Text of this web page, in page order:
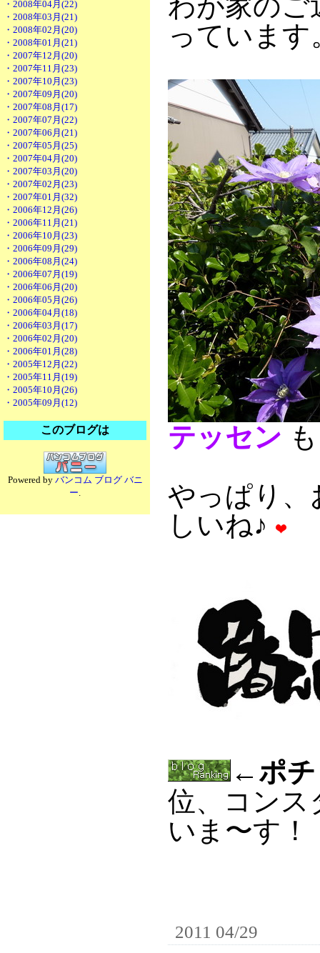
・2008年04月(22)
・2008年03月(21)
・2008年02月(20)
・2008年01月(21)
・2007年12月(20)
・2007年11月(23)
・2007年10月(23)
・2007年09月(20)
・2007年08月(17)
・2007年07月(22)
・2007年06月(21)
・2007年05月(25)
・2007年04月(20)
・2007年03月(20)
・2007年02月(23)
・2007年01月(32)
・2006年12月(26)
・2006年11月(21)
・2006年10月(23)
・2006年09月(29)
・2006年08月(24)
・2006年07月(19)
・2006年06月(20)
・2006年05月(26)
・2006年04月(18)
・2006年03月(17)
・2006年02月(20)
・2006年01月(28)
・2005年12月(22)
・2005年11月(19)
・2005年10月(26)
・2005年09月(12)
このブログは
Powered by バンコム ブログ バニ
ー.
っています
テッセン
やっぱり、
しいね♪
←ポチ
位、コンス
いま〜す！
2011 04/29